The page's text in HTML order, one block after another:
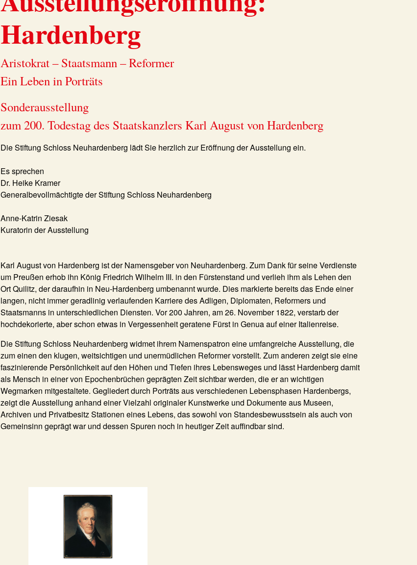
Hardenberg
Aristokrat – Staatsmann – Reformer
Ein Leben in Porträts
Sonderausstellung
zum 200. Todestag des Staatskanzlers Karl August von Hardenberg
Die Stiftung Schloss Neuhardenberg lädt Sie herzlich zur Eröffnung der Ausstellung ein.
Es sprechen
Dr. Heike Kramer
Generalbevollmächtigte der Stiftung Schloss Neuhardenberg
Anne-Katrin Ziesak
Kuratorin der Ausstellung
Karl August von Hardenberg ist der Namensgeber von Neuhardenberg. Zum Dank für seine Verdienste
um Preußen erhob ihn König Friedrich Wilhelm III. in den Fürstenstand und verlieh ihm als Lehen den
Ort Quilitz, der daraufhin in Neu-Hardenberg umbenannt wurde. Dies markierte bereits das Ende einer
langen, nicht immer geradlinig verlaufenden Karriere des Adligen, Diplomaten, Reformers und
Staatsmanns in unterschiedlichen Diensten. Vor 200 Jahren, am 26. November 1822, verstarb der
hochdekorierte, aber schon etwas in Vergessenheit geratene Fürst in Genua auf einer Italienreise.
Die Stiftung Schloss Neuhardenberg widmet ihrem Namenspatron eine umfangreiche Ausstellung, die
zum einen den klugen, weitsichtigen und unermüdlichen Reformer vorstellt. Zum anderen zeigt sie eine
faszinierende Persönlichkeit auf den Höhen und Tiefen ihres Lebensweges und lässt Hardenberg damit
als Mensch in einer von Epochenbrüchen geprägten Zeit sichtbar werden, die er an wichtigen
Wegmarken mitgestaltete. Gegliedert durch Porträts aus verschiedenen Lebensphasen Hardenbergs,
zeigt die Ausstellung anhand einer Vielzahl originaler Kunstwerke und Dokumente aus Museen,
Archiven und Privatbesitz Stationen eines Lebens, das sowohl von Standesbewusstsein als auch von
Gemeinsinn geprägt war und dessen Spuren noch in heutiger Zeit auffindbar sind.